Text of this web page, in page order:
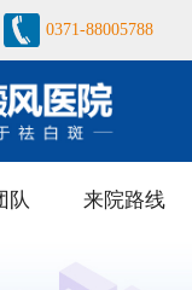
0371-88005788
队 来院路线